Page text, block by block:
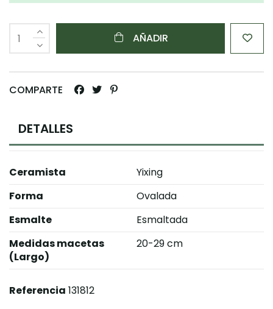
AÑADIR
COMPARTE
DETALLES
Ceramista
Yixing
Forma
Ovalada
Esmalte
Esmaltada
Medidas macetas
(Largo)
20-29 cm
Referencia 131812